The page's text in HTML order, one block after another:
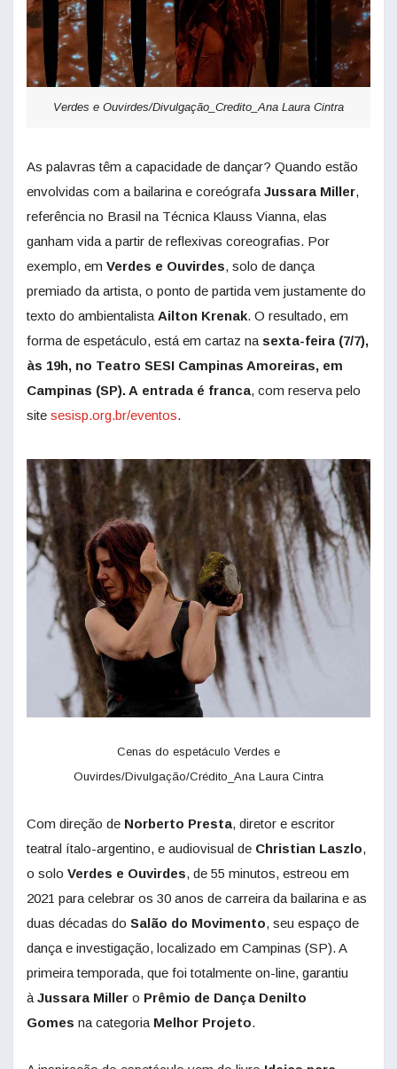
Verdes e Ouvirdes/Divulgação_Credito_Ana Laura Cintra
As palavras têm a capacidade de dançar? Quando estão
envolvidas com a bailarina e coreógrafa Jussara Miller,
referência no Brasil na Técnica Klauss Vianna, elas
ganham vida a partir de reflexivas coreografias. Por
exemplo, em Verdes e Ouvirdes, solo de dança
premiado da artista, o ponto de partida vem justamente do
texto do ambientalista Ailton Krenak. O resultado, em
forma de espetáculo, está em cartaz na sexta-feira (7/7),
às 19h, no Teatro SESI Campinas Amoreiras, em
Campinas (SP). A entrada é franca, com reserva pelo
site sesisp.org.br/eventos.
Cenas do espetáculo Verdes e
Ouvirdes/Divulgação/Crédito_Ana Laura Cintra
Com direção de Norberto Presta, diretor e escritor
teatral ítalo-argentino, e audiovisual de Christian Laszlo,
o solo Verdes e Ouvirdes, de 55 minutos, estreou em
2021 para celebrar os 30 anos de carreira da bailarina e as
duas décadas do Salão do Movimento, seu espaço de
dança e investigação, localizado em Campinas (SP). A
primeira temporada, que foi totalmente on-line, garantiu
à Jussara Miller o Prêmio de Dança Denilto
Gomes na categoria Melhor Projeto.